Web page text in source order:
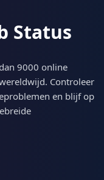
Status
9000 online
Controleer
en blijf op